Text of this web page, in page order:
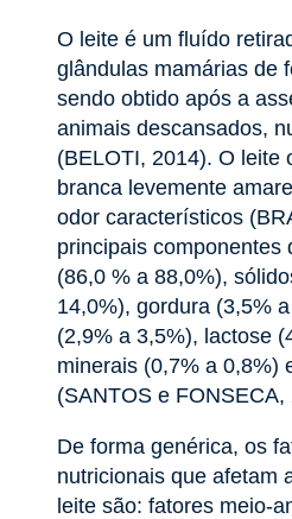
O leite é um fluído
glândulas mamárias de
sendo obtido após a
animais descansados,
(BELOTI, 2014). O leite
branca levemente
odor característicos
principais componentes
(86,0 % a 88,0%),
14,0%), gordura (3,5%
(2,9% a 3,5%), lactose
minerais (0,7% a 0,8%)
(SANTOS e FONSECA,
De forma genérica, os
nutricionais que afetam
leite são: fatores meio-